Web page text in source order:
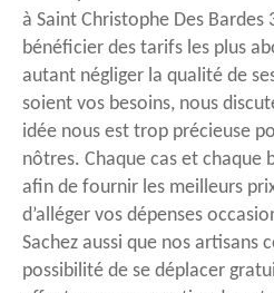
à Saint Christophe Des
bénéficier des tarifs les plus
autant négliger la qualité de
soient vos besoins, nous
idée nous est trop précieuse
nôtres. Chaque cas et chaque
afin de fournir les meilleurs
d’alléger vos dépenses
Sachez aussi que nos artisans
possibilité de se déplacer